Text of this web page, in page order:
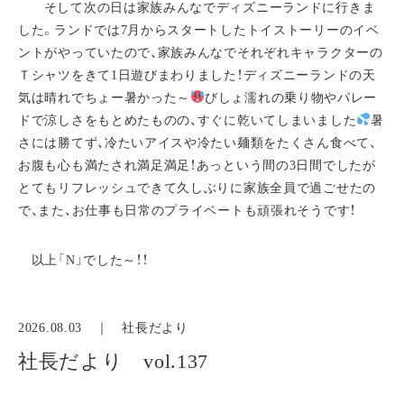
そして次の日は家族みんなでディズニーランドに行きま
した。ランドでは7月からスタートしたトイストーリーのイベ
ントがやっていたので、家族みんなでそれぞれキャラクターの
Ｔシャツをきて1日遊びまわりました！ディズニーランドの天
気は晴れでちょー暑かった～
びしょ濡れの乗り物やパレー
ドで涼しさをもとめたものの、すぐに乾いてしまいました
暑
さには勝てず、冷たいアイスや冷たい麺類をたくさん食べて、
お腹も心も満たされ満足満足！あっという間の3日間でしたが
とてもリフレッシュできて久しぶりに家族全員で過ごせたの
で、また、お仕事も日常のプライベートも頑張れそうです！
以上「N」でした～！！
2026.08.03 ｜社長だより
社長だより vol.137